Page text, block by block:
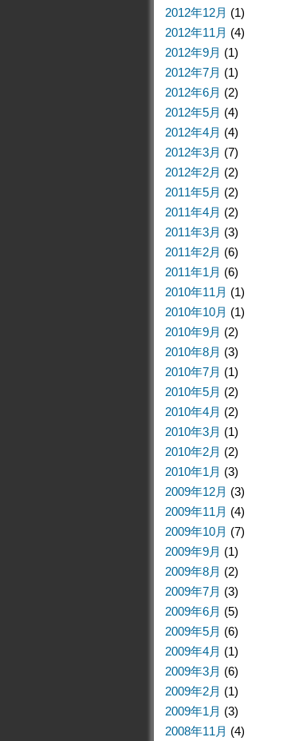
2012年12月 (1)
2012年11月 (4)
2012年9月 (1)
2012年7月 (1)
2012年6月 (2)
2012年5月 (4)
2012年4月 (4)
2012年3月 (7)
2012年2月 (2)
2011年5月 (2)
2011年4月 (2)
2011年3月 (3)
2011年2月 (6)
2011年1月 (6)
2010年11月 (1)
2010年10月 (1)
2010年9月 (2)
2010年8月 (3)
2010年7月 (1)
2010年5月 (2)
2010年4月 (2)
2010年3月 (1)
2010年2月 (2)
2010年1月 (3)
2009年12月 (3)
2009年11月 (4)
2009年10月 (7)
2009年9月 (1)
2009年8月 (2)
2009年7月 (3)
2009年6月 (5)
2009年5月 (6)
2009年4月 (1)
2009年3月 (6)
2009年2月 (1)
2009年1月 (3)
2008年11月 (4)